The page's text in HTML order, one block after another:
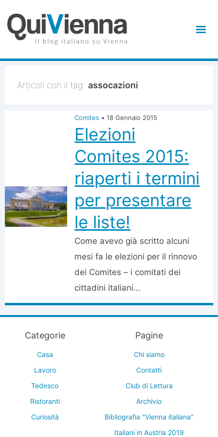
Articoli con il tag: assocazioni
Comites • 18 Gennaio 2015
Elezioni
Comites 2015:
riaperti i termini
per presentare
le liste!
Come avevo già scritto alcuni
mesi fa le elezioni per il rinnovo
dei Comites – i comitati dei
cittadini italiani...
Categorie
Casa
Lavoro
Tedesco
Ristoranti
Curiosità
Pagine
Chi siamo
Contatti
Club di Lettura
Archivio
Bibliografia "Vienna italiana"
Italiani in Austria 2019